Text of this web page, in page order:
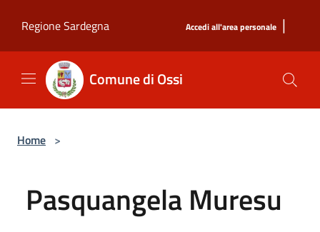
Regione Sardegna
Accedi all'area personale |
Comune di Ossi
Home >
Pasquangela Muresu